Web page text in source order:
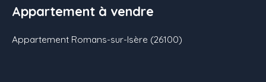
Appartement à vendre
Appartement Romans-sur-Isère (26100)